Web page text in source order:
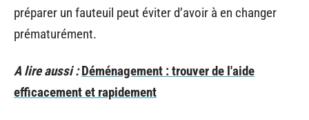
préparer un fauteuil peut éviter d’avoir à en changer
prématurément.
A lire aussi : Déménagement : trouver de l'aide
efficacement et rapidement